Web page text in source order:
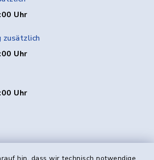
Uhr
zusätzlich
Uhr
Uhr